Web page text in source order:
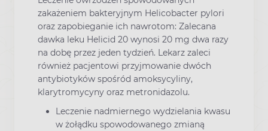
zakażeniem bakteryjnym Helicobacter pylori
oraz zapobieganie ich nawrotom: Zalecana
dawka leku Helicid 20 wynosi 20 mg dwa razy
na dobę przez jeden tydzień. Lekarz zaleci
również pacjentowi przyjmowanie dwóch
antybiotyków spośród amoksycyliny,
klarytromycyny oraz metronidazolu.
Leczenie nadmiernego wydzielania kwasu
w żołądku spowodowanego zmianą